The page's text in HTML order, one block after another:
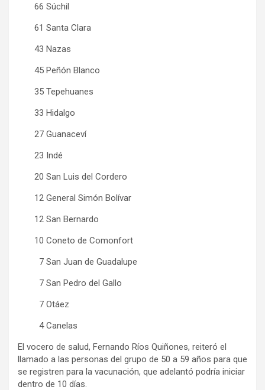
66 Súchil
61 Santa Clara
43 Nazas
45 Peñón Blanco
35 Tepehuanes
33 Hidalgo
27 Guanaceví
23 Indé
20 San Luis del Cordero
12 General Simón Bolívar
12 San Bernardo
10 Coneto de Comonfort
7 San Juan de Guadalupe
7 San Pedro del Gallo
7 Otáez
4 Canelas
El vocero de salud, Fernando Ríos Quiñones, reiteró el
llamado a las personas del grupo de 50 a 59 años para que
se registren para la vacunación, que adelantó podría iniciar
dentro de 10 días.